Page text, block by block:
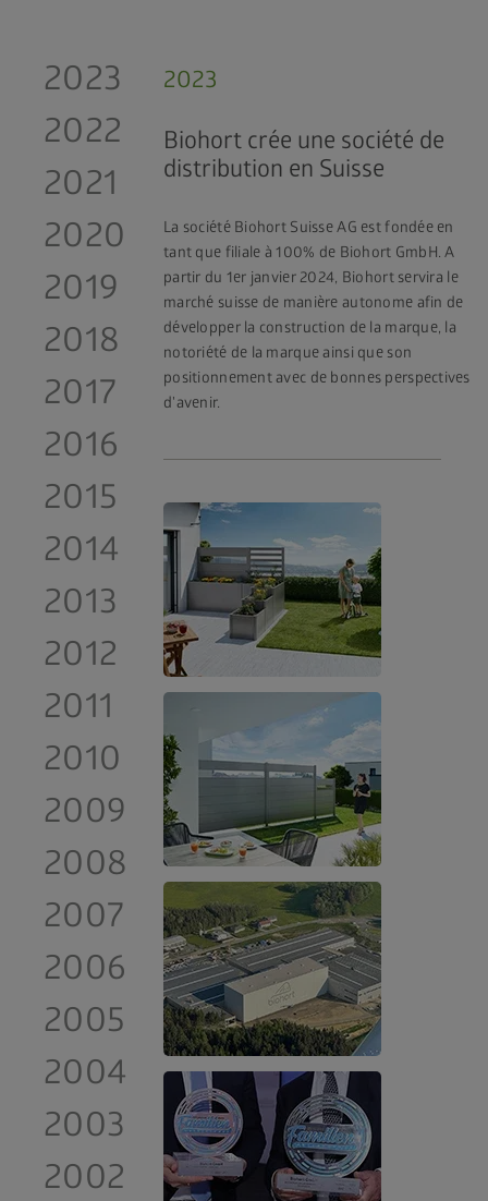
2023
Biohort crée une société de
distribution en Suisse
La société Biohort Suisse AG est fondée en
tant que filiale à 100% de Biohort GmbH. A
partir du 1er janvier 2024, Biohort servira le
marché suisse de manière autonome afin de
développer la construction de la marque, la
notoriété de la marque ainsi que son
positionnement avec de bonnes perspectives
d'avenir.
2023
2022
2021
2020
2019
2018
2017
2016
2015
2014
2013
2012
2011
2010
2009
2008
2007
2006
2005
2004
2003
2002